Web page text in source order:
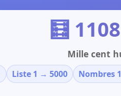
🧮
Mille cent
Liste 1 → 5000 Nombres